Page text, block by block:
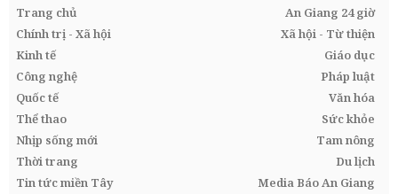
Trang chủ
An Giang 24 giờ
Chính trị - Xã hội
Xã hội - Từ thiện
Kinh tế
Giáo dục
Công nghệ
Pháp luật
Quốc tế
Văn hóa
Thể thao
Sức khỏe
Nhịp sống mới
Tam nông
Thời trang
Du lịch
Tin tức miền Tây
Media Báo An Giang